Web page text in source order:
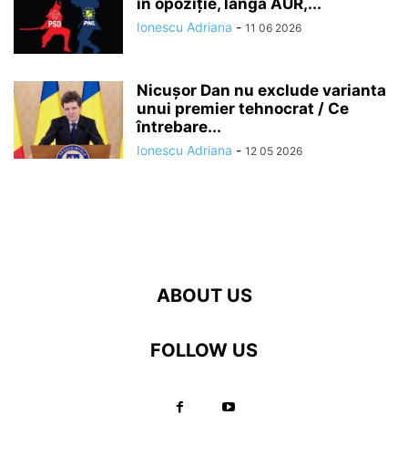
Ionescu Adriana - 11 06 2026
Nicușor Dan nu exclude varianta
unui premier tehnocrat / Ce
întrebare...
Ionescu Adriana - 12 05 2026
ABOUT US
FOLLOW US